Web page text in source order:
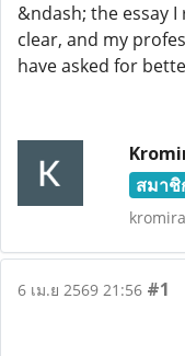
&ndash; the essay
clear, and my
have asked for
สมาชิ
6 เม.ย 2569 21:56 #1